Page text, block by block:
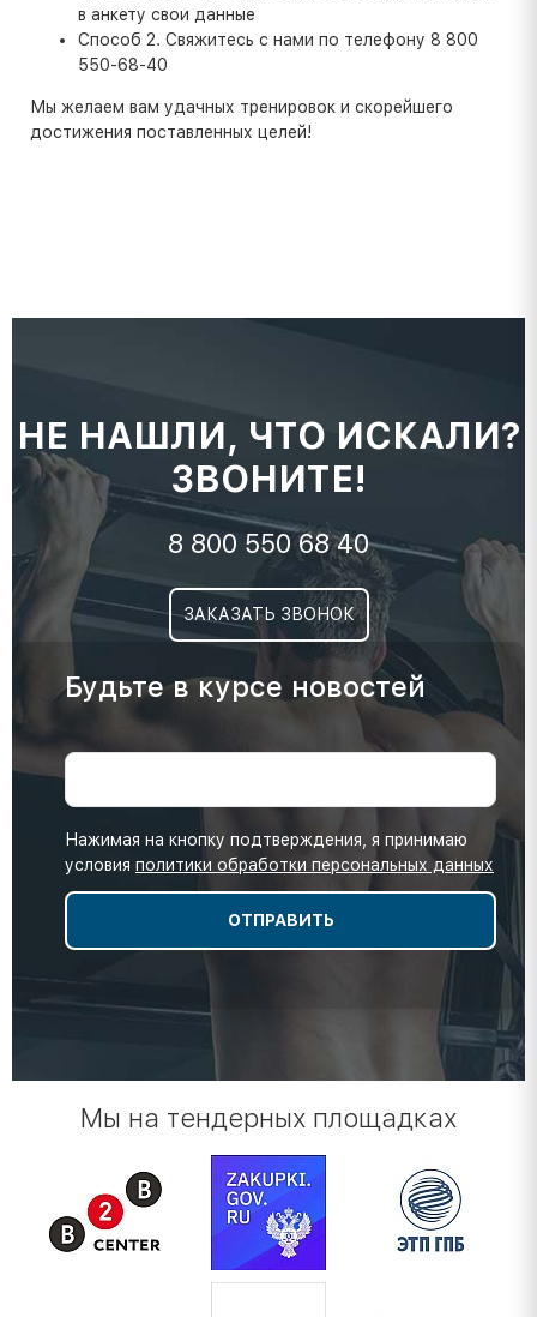
в анкету свои данные
Способ 2. Свяжитесь с нами по телефону 8 800
550-68-40
Мы желаем вам удачных тренировок и скорейшего
достижения поставленных целей!
НЕ НАШЛИ, ЧТО ИСКАЛИ?
ЗВОНИТЕ!
8 800 550 68 40
ЗАКАЗАТЬ ЗВОНОК
Будьте в курсе новостей
Нажимая на кнопку подтверждения, я принимаю
условия политики обработки персональных данных
Мы на тендерных площадках